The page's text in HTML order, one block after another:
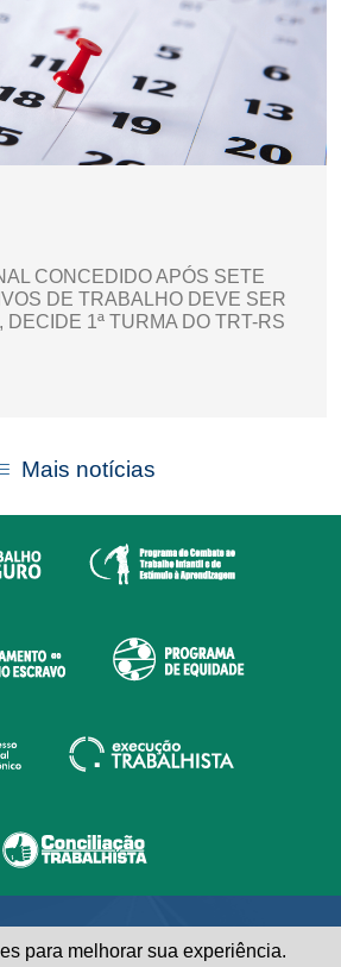
CONCEDIDO APÓS SETE
DE TRABALHO DEVE SER
DECIDE 1ª TURMA DO TRT-RS
Mais notícias
para melhorar sua experiência.